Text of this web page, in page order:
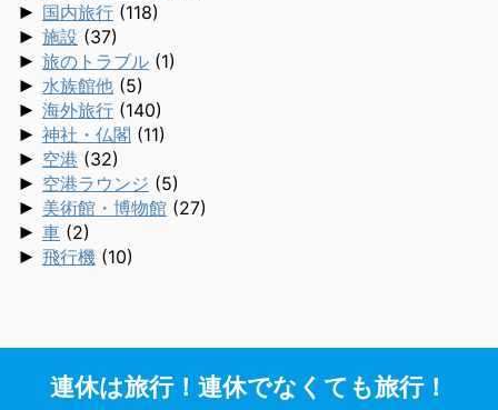
► 国内旅行 (118)
► 施設 (37)
► 旅のトラブル (1)
► 水族館他 (5)
► 海外旅行 (140)
► 神社・仏閣 (11)
► 空港 (32)
► 空港ラウンジ (5)
► 美術館・博物館 (27)
► 車 (2)
► 飛行機 (10)
連休は旅行！連休でなくても旅行！